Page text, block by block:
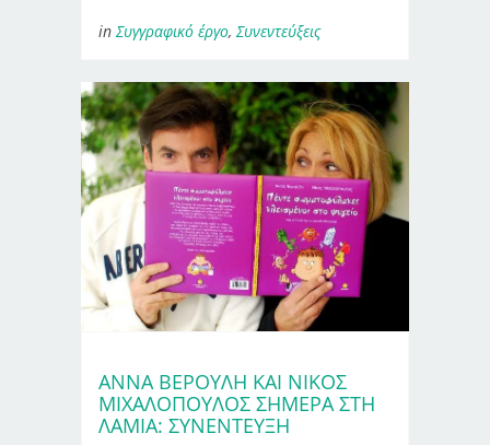
inΣυγγραφικό έργο,Συνεντεύξεις
ΑΝΝΑ ΒΕΡΟΎΛΗ ΚΑΙ ΝΊΚΟΣ
ΜΙΧΑΛΌΠΟΥΛΟΣ ΣΉΜΕΡΑ ΣΤΗ
ΛΑΜΊΑ: ΣΥΝΈΝΤΕΥΞΗ